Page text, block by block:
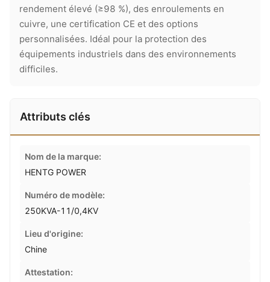
rendement élevé (≥98 %), des enroulements en
cuivre, une certification CE et des options
personnalisées. Idéal pour la protection des
équipements industriels dans des environnements
difficiles.
Attributs clés
Nom de la marque:
HENTG POWER
Numéro de modèle:
250KVA-11/0,4KV
Lieu d'origine:
Chine
Attestation: